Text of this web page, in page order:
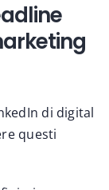
di digital
questi